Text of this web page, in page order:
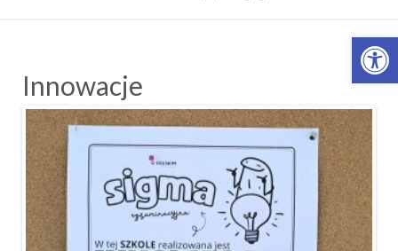
Otwórz pasek narzędzi
Innowacje